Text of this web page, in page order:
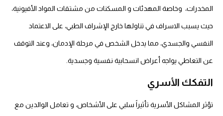
المخدرات، وخاصة المهدئات و المسكنات من مشتقات المواد الأفيونية،
حيث يسبب الاسراف في تناولها خارج الإشراف الطبي، على الاعتماد
النفسي والجسدي، مما يدخل الشخص في مرحلة الإدمان، وعند التوقف
عن التعاطي يواجه أعراض انسحابية نفسية وجسدية.
التفكك الأسري
تؤثر المشاكل الأسرية تأثيراً سلبي على الأشخاص، و تعامل الوالدين مع